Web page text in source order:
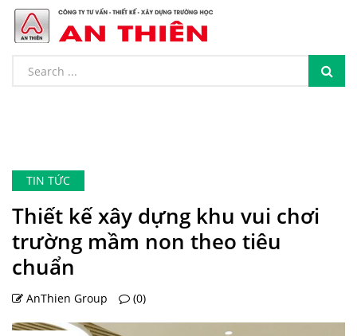
TIN TỨC
Thiết kế xây dựng khu vui chơi
trường mầm non theo tiêu
chuẩn
AnThien Group (0)